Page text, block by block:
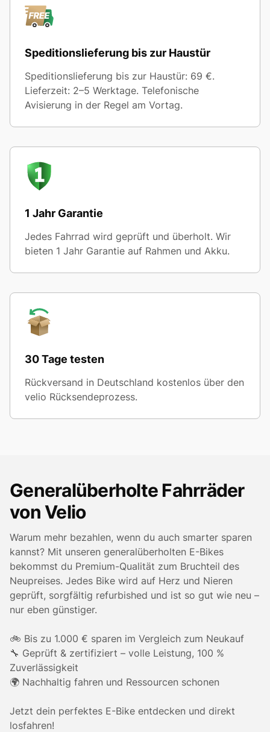
Speditionslieferung bis zur Haustür
Speditionslieferung bis zur Haustür: 69 €.
Lieferzeit: 2–5 Werktage. Telefonische
Avisierung in der Regel am Vortag.
1 Jahr Garantie
Jedes Fahrrad wird geprüft und überholt. Wir
bieten 1 Jahr Garantie auf Rahmen und Akku.
30 Tage testen
Rückversand in Deutschland kostenlos über den
velio Rücksendeprozess.
Generalüberholte Fahrräder
von Velio
Warum mehr bezahlen, wenn du auch smarter sparen
kannst? Mit unseren generalüberholten E-Bikes
bekommst du Premium-Qualität zum Bruchteil des
Neupreises. Jedes Bike wird auf Herz und Nieren
geprüft, sorgfältig refurbished und ist so gut wie neu –
nur eben günstiger.
🚲 Bis zu 1.000 € sparen im Vergleich zum Neukauf
🔧 Geprüft & zertifiziert – volle Leistung, 100 %
Zuverlässigkeit
🌍 Nachhaltig fahren und Ressourcen schonen
Jetzt dein perfektes E-Bike entdecken und direkt
losfahren!